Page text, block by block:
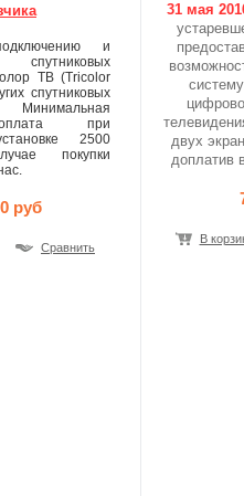
и
ТВ (Tricolor
спутниковых
при
2500
покупки
руб
Сравнить
31 мая
двух
доплатив
В